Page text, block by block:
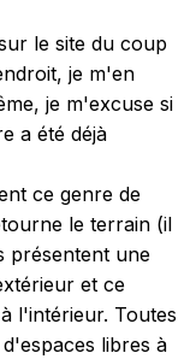
le site du coup
je m'en
je m'excuse si
a été déjà
ce genre de
le terrain (il
présentent une
et ce
l'intérieur. Toutes
libres à